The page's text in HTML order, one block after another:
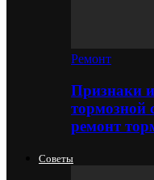
Ремонт
Признаки
тормозной
ремонт
Советы